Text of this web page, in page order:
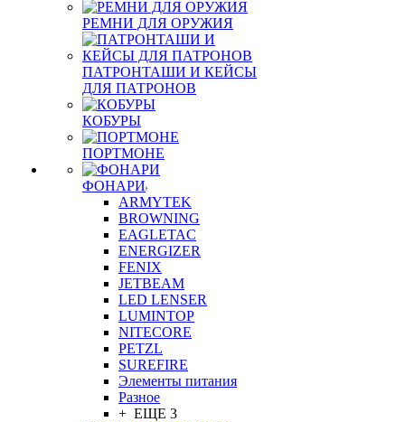
РЕМНИ ДЛЯ ОРУЖИЯ
ПАТРОНТАШИ И КЕЙСЫ
ДЛЯ ПАТРОНОВ
КОБУРЫ
ПОРТМОНЕ
ФОНАРИ
ARMYTEK
BROWNING
EAGLETAC
ENERGIZER
FENIX
JETBEAM
LED LENSER
LUMINTOP
NITECORE
PETZL
SUREFIRE
Элементы питания
Разное
+ ЕЩЕ 3